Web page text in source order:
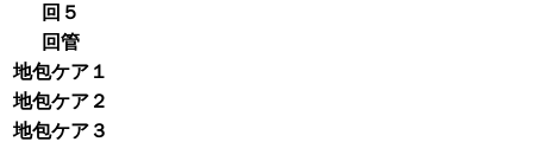
回５
回管
地包ケア１
地包ケア２
地包ケア３